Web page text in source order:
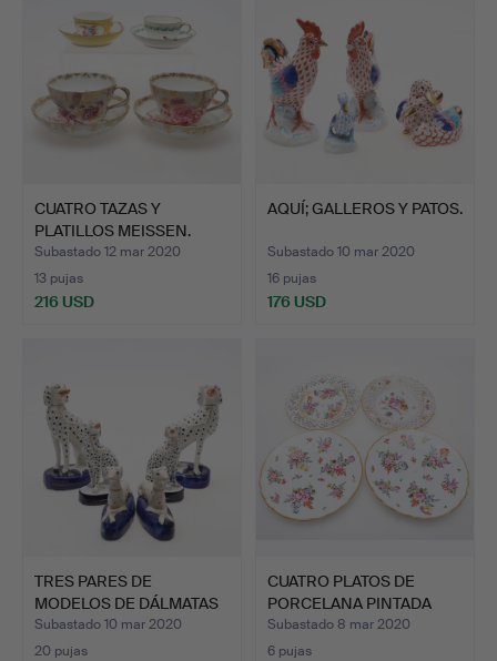
CUATRO TAZAS Y
PLATILLOS MEISSEN.
Subastado 12 mar 2020
13 pujas
216 USD
AQUÍ; GALLEROS Y PATOS.
Subastado 10 mar 2020
16 pujas
176 USD
TRES PARES DE
MODELOS DE DÁLMATAS
ESTILO S…
Subastado 10 mar 2020
20 pujas
CUATRO PLATOS DE
PORCELANA PINTADA
DRESDE.
Subastado 8 mar 2020
6 pujas